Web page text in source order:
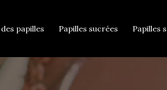
papilles Papilles sucrées Papilles